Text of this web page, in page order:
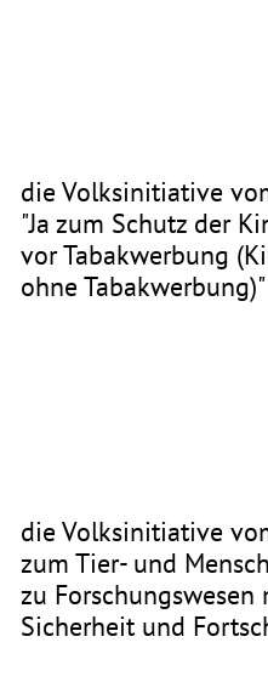
die Volksinitiative
"Ja zum Schutz der
vor Tabakwerbung
ohne Tabakwerbung)"
die Volksinitiative
zum Tier- und
zu
Sicherheit und